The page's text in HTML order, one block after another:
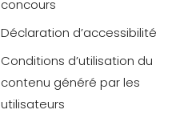
concours
Déclaration d’accessibilité
Conditions d’utilisation du
contenu généré par les
utilisateurs